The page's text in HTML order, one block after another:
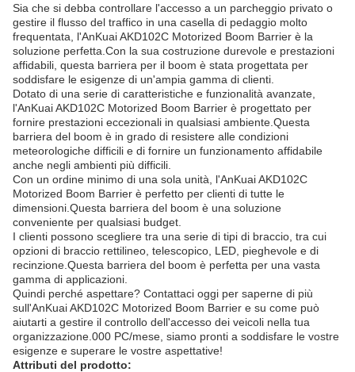
Sia che si debba controllare l'accesso a un parcheggio privato o
gestire il flusso del traffico in una casella di pedaggio molto
frequentata, l'AnKuai AKD102C Motorized Boom Barrier è la
soluzione perfetta.Con la sua costruzione durevole e prestazioni
affidabili, questa barriera per il boom è stata progettata per
soddisfare le esigenze di un'ampia gamma di clienti.
Dotato di una serie di caratteristiche e funzionalità avanzate,
l'AnKuai AKD102C Motorized Boom Barrier è progettato per
fornire prestazioni eccezionali in qualsiasi ambiente.Questa
barriera del boom è in grado di resistere alle condizioni
meteorologiche difficili e di fornire un funzionamento affidabile
anche negli ambienti più difficili.
Con un ordine minimo di una sola unità, l'AnKuai AKD102C
Motorized Boom Barrier è perfetto per clienti di tutte le
dimensioni.Questa barriera del boom è una soluzione
conveniente per qualsiasi budget.
I clienti possono scegliere tra una serie di tipi di braccio, tra cui
opzioni di braccio rettilineo, telescopico, LED, pieghevole e di
recinzione.Questa barriera del boom è perfetta per una vasta
gamma di applicazioni.
Quindi perché aspettare? Contattaci oggi per saperne di più
sull'AnKuai AKD102C Motorized Boom Barrier e su come può
aiutarti a gestire il controllo dell'accesso dei veicoli nella tua
organizzazione.000 PC/mese, siamo pronti a soddisfare le vostre
esigenze e superare le vostre aspettative!
Attributi del prodotto: